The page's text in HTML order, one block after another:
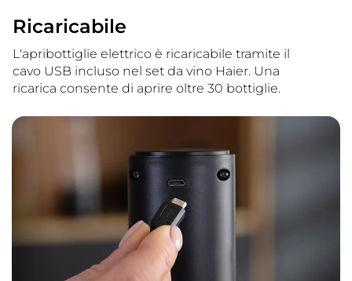
Ricaricabile
L'apribottiglie elettrico è ricaricabile tramite il
cavo USB incluso nel set da vino Haier. Una
ricarica consente di aprire oltre 30 bottiglie.